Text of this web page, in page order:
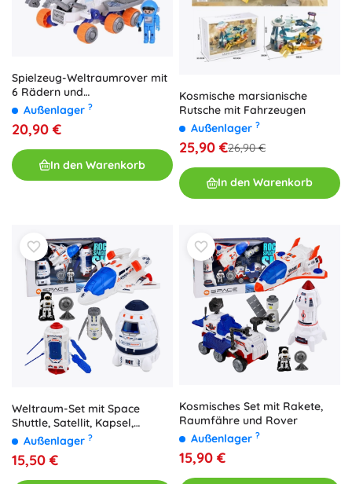
Spielzeug-Weltraumrover mit
6 Rädern und
Astronautenfigur
Außenlager ?
20,90 €
In den Warenkorb
Kosmische marsianische
Rutsche mit Fahrzeugen
Außenlager ?
25,90 €26,90 €
In den Warenkorb
Weltraum-Set mit Space
Shuttle, Satellit, Kapsel,
Kommunikationsantenne und
Außenlager ?
15,50 €
Kosmisches Set mit Rakete,
Raumfähre und Rover
Außenlager ?
15,90 €